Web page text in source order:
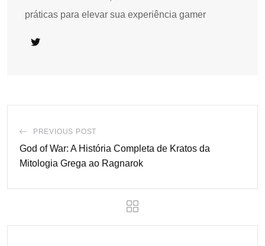
práticas para elevar sua experiência gamer
PREVIOUS POST
God of War: A História Completa de Kratos da
Mitologia Grega ao Ragnarok